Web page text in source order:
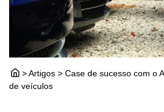
> Artigos > Case de sucesso com o
de veículos